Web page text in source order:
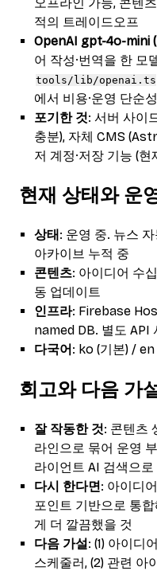
적의 트레이드오프
OpenAI gpt-4o-mini
어 작성·번역을 한 모
tools/lib/openai.ts
에서 비용·운영 단순
포기한 것: 서버 사이
충분), 자체 CMS
저 계정·저장 기능 (
현재 상태와 운
상태 : 운영 중. 뉴스
아카이브 누적 중
콘텐츠: 아이디어 수
동 업데이트
인프라: Firebase
named DB. 별도 API
다국어 : ko (기본) /
회고와 다음 가
잘 작동한 것: 콘텐츠
라인으로 묶어 운영
라이언트 AI 검색으
다시 한다면: 아이디
포인트 기반으로 통
게 더 깔끔했을 것
다음 가설: (1) 아이디
스케줄러, (2) 관련 아